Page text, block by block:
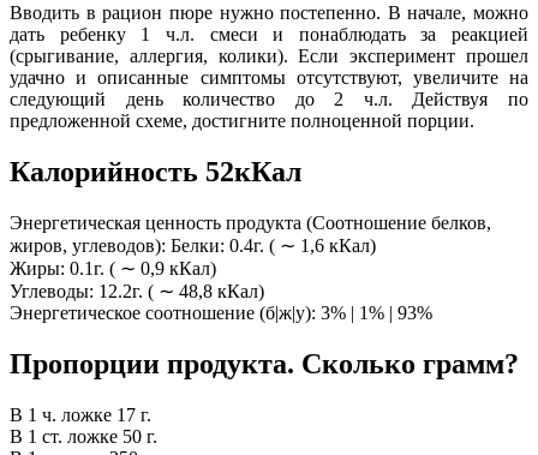
Вводить в рацион пюре нужно постепенно. В начале, можно
дать ребенку 1 ч.л. смеси и понаблюдать за реакцией
(срыгивание, аллергия, колики). Если эксперимент прошел
удачно и описанные симптомы отсутствуют, увеличите на
следующий день количество до 2 ч.л. Действуя по
предложенной схеме, достигните полноценной порции.
Калорийность 52кКал
Энергетическая ценность продукта (Соотношение белков,
жиров, углеводов): Белки: 0.4г. ( ∼ 1,6 кКал)
Жиры: 0.1г. ( ∼ 0,9 кКал)
Углеводы: 12.2г. ( ∼ 48,8 кКал)
Энергетическое соотношение (б|ж|у): 3% | 1% | 93%
Пропорции продукта. Сколько грамм?
В 1 ч. ложке 17 г.
В 1 ст. ложке 50 г.